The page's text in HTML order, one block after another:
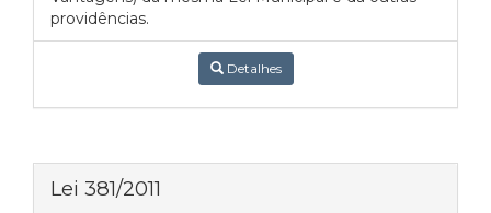
providências.
Detalhes
Lei 381/2011